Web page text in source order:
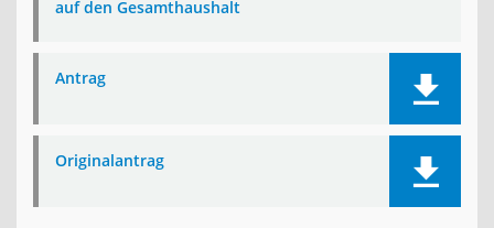
auf den Gesamthaushalt
Antrag
Originalantrag